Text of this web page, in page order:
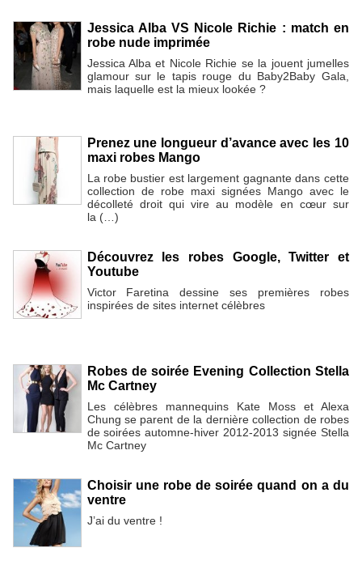
Jessica Alba VS Nicole Richie : match en
robe nude imprimée
Jessica Alba et Nicole Richie se la jouent jumelles
glamour sur le tapis rouge du Baby2Baby Gala,
mais laquelle est la mieux lookée ?
Prenez une longueur d’avance avec les 10
maxi robes Mango
La robe bustier est largement gagnante dans cette
collection de robe maxi signées Mango avec le
décolleté droit qui vire au modèle en cœur sur
la (…)
Découvrez les robes Google, Twitter et
Youtube
Victor Faretina dessine ses premières robes
inspirées de sites internet célèbres
Robes de soirée Evening Collection Stella
Mc Cartney
Les célèbres mannequins Kate Moss et Alexa
Chung se parent de la dernière collection de robes
de soirées automne-hiver 2012-2013 signée Stella
Mc Cartney
Choisir une robe de soirée quand on a du
ventre
J’ai du ventre !